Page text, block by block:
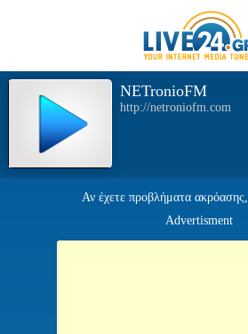
NETronioFM
http://netroniofm.com
Αν έχετε προβλήματα ακρόασης,
Advertisment